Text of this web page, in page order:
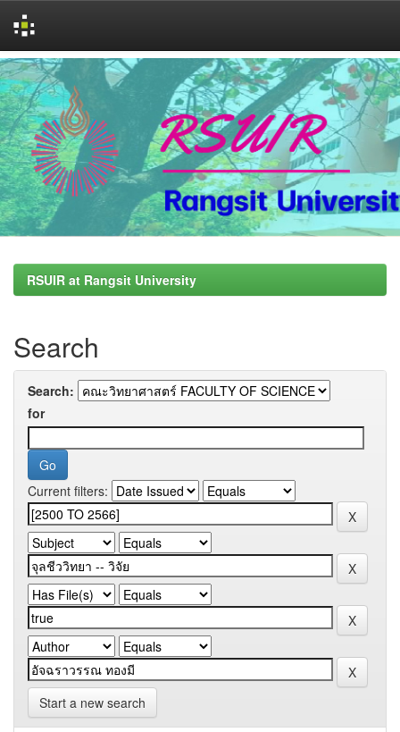
Skip
navigation
RSUIR at Rangsit University
Search
Search:
for
Current filters:
Start a new search